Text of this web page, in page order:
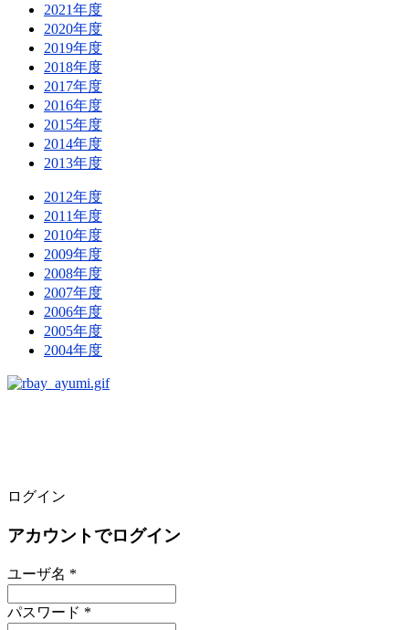
2021年度
2020年度
2019年度
2018年度
2017年度
2016年度
2015年度
2014年度
2013年度
2012年度
2011年度
2010年度
2009年度
2008年度
2007年度
2006年度
2005年度
2004年度
ログイン
アカウントでログイン
ユーザ名 *
パスワード *